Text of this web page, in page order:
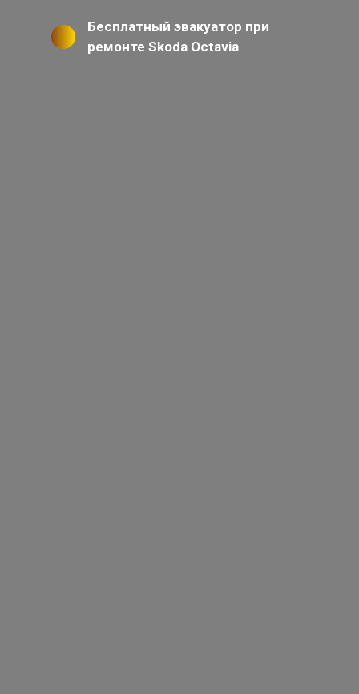
Бесплатный эвакуатор при
ремонте Skoda Octavia